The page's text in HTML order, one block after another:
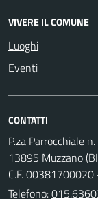
VIVERE IL COMUNE
Luoghi
Eventi
CONTATTI
P.za Parrocchiale n.
13895 Muzzano
C.F.
Telefono: